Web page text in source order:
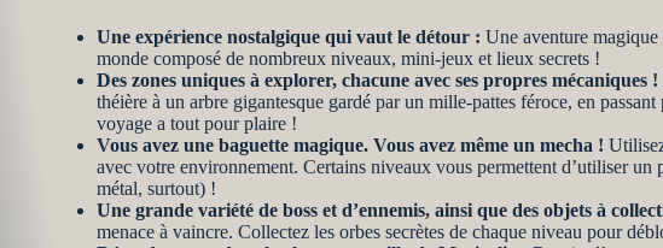
Une expérience nostalgique qui vaut le détour : Une aventure
monde composé de nombreux niveaux, mini-jeux et lieux secrets !
Des zones uniques à explorer, chacune avec ses propres mécaniques !
théière à un arbre gigantesque gardé par un mille-pattes féroce, en
voyage a tout pour plaire !
Vous avez une baguette magique. Vous avez même un mecha !
avec votre environnement. Certains niveaux vous permettent d’utiliser
métal, surtout) !
Une grande variété de boss et d’ennemis, ainsi que des objets à
menace à vaincre. Collectez les orbes secrètes de chaque niveau pour